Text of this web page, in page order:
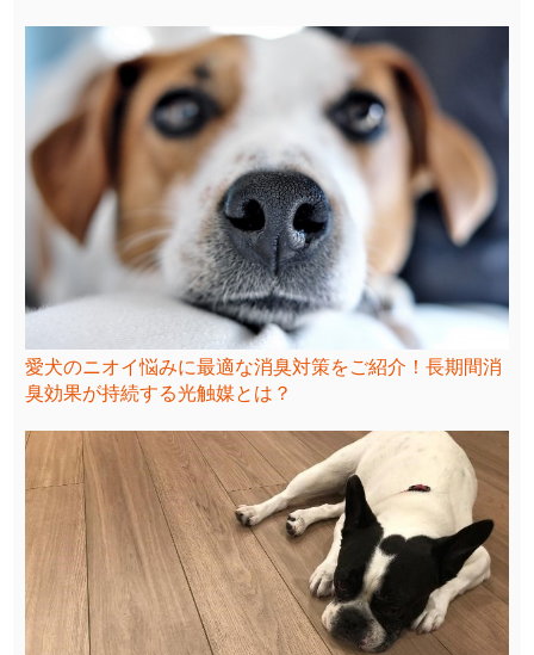
愛犬のニオイ悩みに最適な消臭対策をご紹介！長期間消
臭効果が持続する光触媒とは？